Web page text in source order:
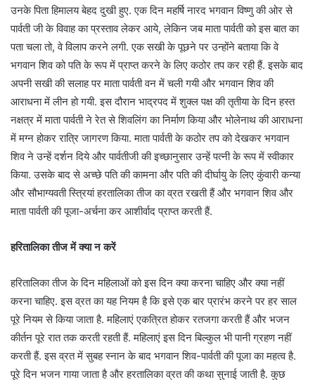
उनके पिता हिमालय बेहद दुखी हुए. एक दिन महर्षि नारद भगवान विष्णु की ओर से
पार्वती जी के विवाह का प्रस्ताव लेकर आये, लेकिन जब माता पार्वती को इस बात का
पता चला तो, वे विलाप करने लगी. एक सखी के पूछने पर उन्होंने बताया कि वे
भगवान शिव को पति के रूप में प्राप्त करने के लिए कठोर तप कर रही हैं. इसके बाद
अपनी सखी की सलाह पर माता पार्वती वन में चली गयी और भगवान शिव की
आराधना में लीन हो गयी. इस दौरान भाद्रपद में शुक्ल पक्ष की तृतीया के दिन हस्त
नक्षत्र में माता पार्वती ने रेत से शिवलिंग का निर्माण किया और भोलेनाथ की आराधना
में मग्न होकर रात्रि जागरण किया. माता पार्वती के कठोर तप को देखकर भगवान
शिव ने उन्हें दर्शन दिये और पार्वतीजी की इच्छानुसार उन्हें पत्नी के रूप में स्वीकार
किया. उसके बाद से अच्छे पति की कामना और पति की दीर्घायु के लिए कुंवारी कन्या
और सौभाग्यवती स्त्रियां हरतालिका तीज का व्रत रखती हैं और भगवान शिव और
माता पार्वती की पूजा-अर्चना कर आशीर्वाद प्राप्त करती हैं.
हरितालिका तीज में क्या न करें
हरितालिका तीज के दिन महिलाओं को इस दिन क्या करना चाहिए और क्या नहीं
करना चाहिए. इस व्रत का यह नियम है कि इसे एक बार प्रारंभ करने पर हर साल
पूरे नियम से किया जाता है. महिलाएं एकत्रित होकर रतजगा करती हैं और भजन
कीर्तन पूरे रात तक करती रहती हैं. महिलाएं इस दिन बिल्कुल भी पानी ग्रहण नहीं
करती हैं. इस व्रत में सुबह स्नान के बाद भगवान शिव-पार्वती की पूजा का महत्व है.
पूरे दिन भजन गाया जाता है और हरतालिका व्रत की कथा सुनाई जाती है. कुछ